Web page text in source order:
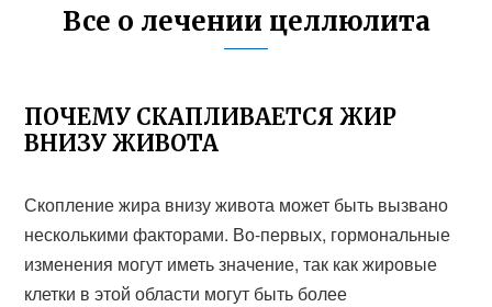
Все о лечении целлюлита
ПОЧЕМУ СКАПЛИВАЕТСЯ ЖИР
ВНИЗУ ЖИВОТА
Скопление жира внизу живота может быть вызвано
несколькими факторами. Во-первых, гормональные
изменения могут иметь значение, так как жировые
клетки в этой области могут быть более